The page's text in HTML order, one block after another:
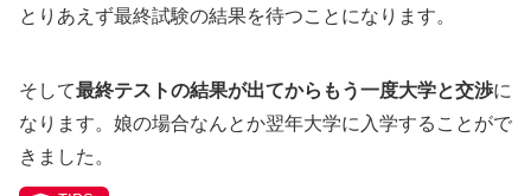
とりあえず最終試験の結果を待つことになります。
そして最終テストの結果が出てからもう一度大学と交渉に
なります。娘の場合なんとか翌年大学に入学することがで
きました。